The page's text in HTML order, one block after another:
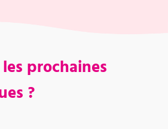
prochaines
?